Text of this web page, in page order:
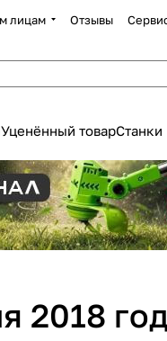
лицам Отзывы
Уценённый товарСтанки
2018